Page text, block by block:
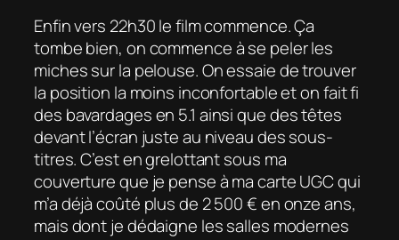
Enfin vers 22h30 le film commence. Ça
tombe bien, on commence à se peler les
miches sur la pelouse. On essaie de trouver
la position la moins inconfortable et on fait fi
des bavardages en 5.1 ainsi que des têtes
devant l’écran juste au niveau des sous-
titres. C’est en grelottant sous ma
couverture que je pense à ma carte UGC qui
m’a déjà coûté plus de 2 500 € en onze ans,
mais dont je dédaigne les salles modernes